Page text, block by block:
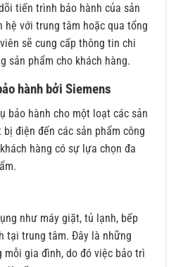
tiến trình bảo hành của sản
hệ với trung tâm hoặc qua tổng
sẽ cung cấp thông tin chi
sản phẩm cho khách hàng.
hành bởi Siemens
bảo hành cho một loạt các sản
điện đến các sản phẩm công
hàng có sự lựa chọn đa
như máy giặt, tủ lạnh, bếp
tại trung tâm. Đây là những
gia đình, do đó việc bảo trì